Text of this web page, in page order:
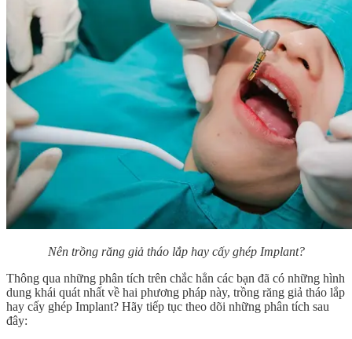
Nên trồng răng giả tháo lắp hay cấy ghép Implant?
Thông qua những phân tích trên chắc hẳn các bạn đã có những hình
dung khái quát nhất về hai phương pháp này, trồng răng giả tháo lắp
hay cấy ghép Implant? Hãy tiếp tục theo dõi những phân tích sau
đây: